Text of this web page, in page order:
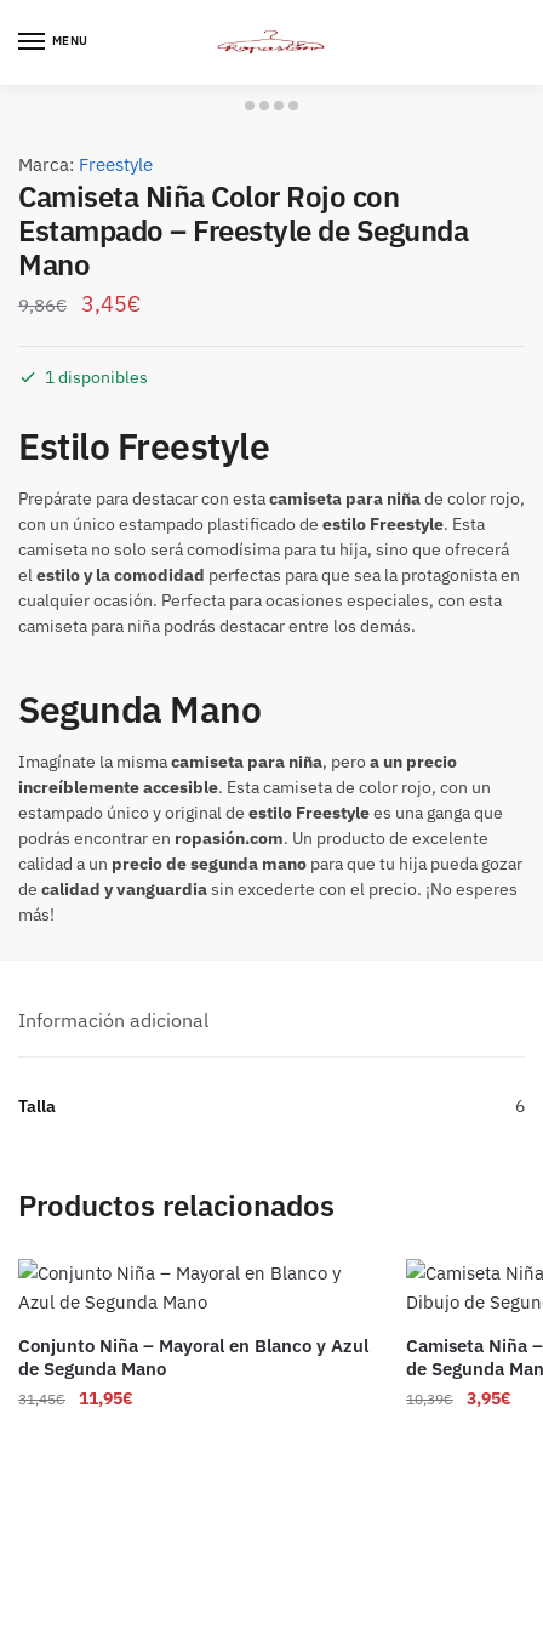
MENU
Marca: Freestyle
Camiseta Niña Color Rojo con
Estampado – Freestyle de Segunda
Mano
9,86€ 3,45€
1 disponibles
Estilo Freestyle
Prepárate para destacar con estacamiseta para niñade color rojo,
con un único estampado plastificado de estilo Freestyle. Esta
camiseta no solo será comodísima para tu hija, sino que ofrecerá
elestilo y la comodidad perfectas para que sea la protagonista en
cualquier ocasión. Perfecta para ocasiones especiales, con esta
camiseta para niña podrás destacar entre los demás.
Segunda Mano
Imagínate la mismacamiseta para niña, peroa un precio
increíblemente accesible. Esta camiseta de color rojo, con un
estampado único y original de estilo Freestylees una ganga que
podrás encontrar en ropasión.com. Un producto de excelente
calidad a un precio de segunda mano para que tu hija pueda gozar
de calidad y vanguardiasin excederte con el precio. ¡No esperes
más!
Información adicional
Talla 6
Productos relacionados
Conjunto Niña – Mayoral en Blanco y Azul
de Segunda Mano
31,45€ 11,95€
Camiseta Niña
de Segunda
10,39€ 3,95€